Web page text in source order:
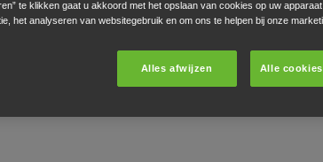
te klikken gaat u akkoord met het opslaan van cookies op uw
het analyseren van websitegebruik en om ons te helpen bij onze
Alles afwijzen Alle